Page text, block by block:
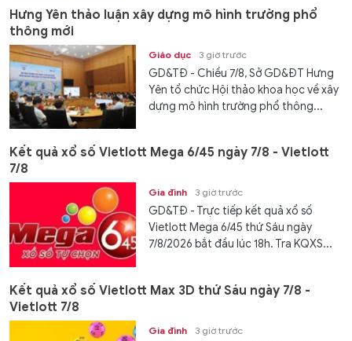
Hưng Yên thảo luận xây dựng mô hình trường phổ
thông mới
Giáo dục 3 giờ trước
GD&TĐ - Chiều 7/8, Sở GD&ĐT Hưng
Yên tổ chức Hội thảo khoa học về xây
dựng mô hình trường phổ thông...
Kết quả xổ số Vietlott Mega 6/45 ngày 7/8 - Vietlott
7/8
Gia đình 3 giờ trước
GD&TĐ - Trực tiếp kết quả xổ số
Vietlott Mega 6/45 thứ Sáu ngày
7/8/2026 bắt đầu lúc 18h. Tra KQXS...
Kết quả xổ số Vietlott Max 3D thứ Sáu ngày 7/8 -
Vietlott 7/8
Gia đình 3 giờ trước